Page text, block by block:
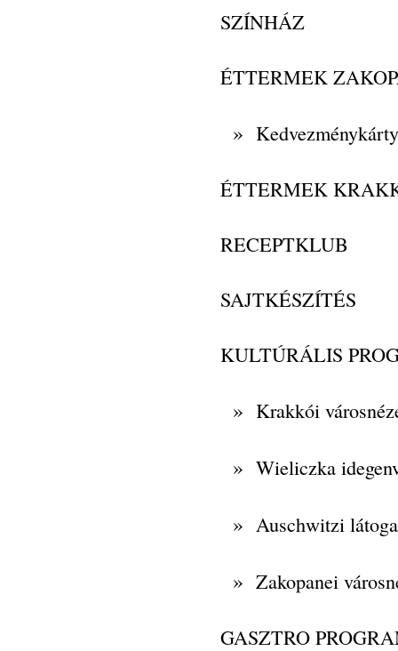
SZÍNHÁZ
ÉTTERMEK
»
ÉTTERMEK
RECEPTKLUB
SAJTKÉSZÍTÉS
KULTÚRÁLIS
» Krakkói
» Wieliczka
» Auschwitzi
» Zakopanei
GASZTRO